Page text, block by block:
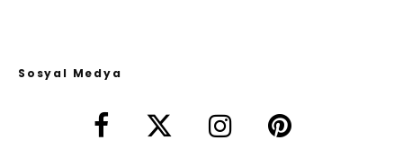
Sosyal Medya